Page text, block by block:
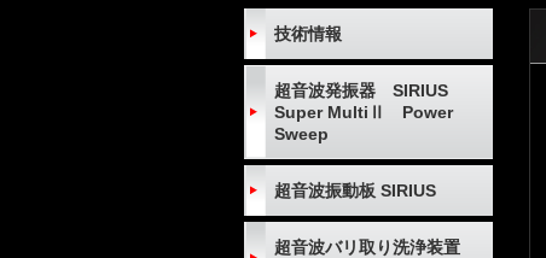
技術情報
超音波発振器 SIRIUS
Super MultiⅡ Power
Sweep
超音波振動板 SIRIUS
超音波バリ取り洗浄装置